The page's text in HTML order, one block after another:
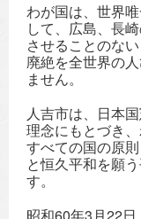
わが国は、世界
して、広島、長
させることのな
廃絶を全世界の
ません。
人吉市は、日本
理念にもとづき
すべての国の原
と恒久平和を願
す。